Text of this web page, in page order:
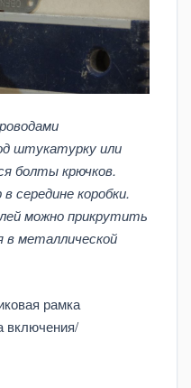
штукатурку или
болты крючков.
середине коробки.
можно прикрутить
в металлической
рамка
включения/